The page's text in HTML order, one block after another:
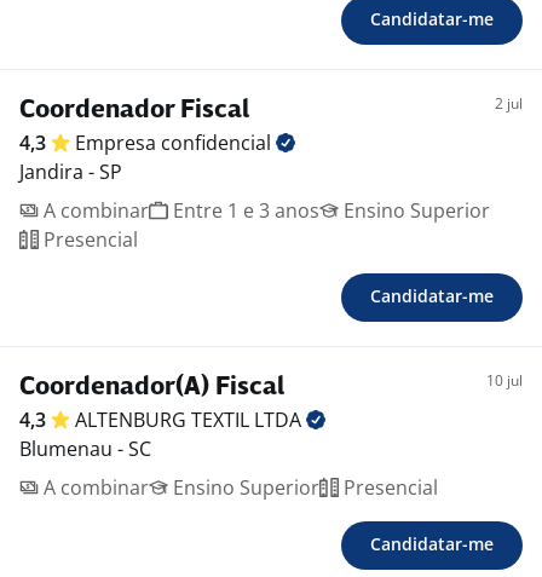
Candidatar-me
Coordenador Fiscal 2 jul
4,3 Empresa confidencial
Jandira - SP
A combinar
Entre 1 e 3 anos
Ensino Superior
Presencial
Candidatar-me
Coordenador(A) Fiscal 10 jul
4,3 ALTENBURG TEXTIL LTDA
Blumenau - SC
A combinar
Ensino Superior Presencial
Candidatar-me